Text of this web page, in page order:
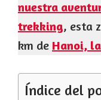
nuestra
trekking, esta
km de Hanoi,
Índice del